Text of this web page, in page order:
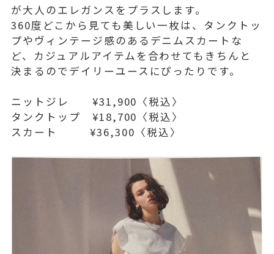
が大人のエレガンスをプラスします。
360度どこから見ても美しい一枚は、タンクトッ
プやヴィンテージ感のあるデニムスカートな
ど、カジュアルアイテムを合わせてもきちんと
決まるのでデイリーユースにぴったりです。
ニットジレ ¥31,900〈税込〉
タンクトップ ¥18,700〈税込〉
スカート ¥36,300〈税込〉